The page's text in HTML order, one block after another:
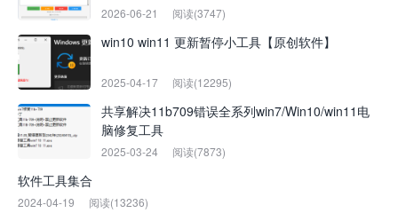
2026-06-21 阅读(3747)
win10 win11 更新暂停小工具【原创软件】
2025-04-17 阅读(12295)
共享解决11b709错误全系列win7/Win10/win11电
脑修复工具
2025-03-24 阅读(7873)
软件工具集合
2024-04-19 阅读(13236)